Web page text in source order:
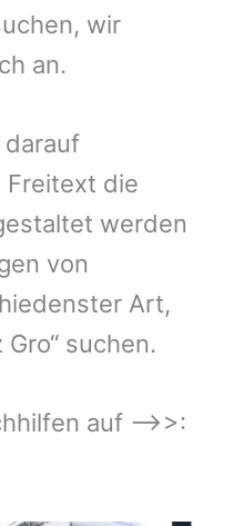
wir
an.
darauf
Freitext die
werden
von
Art,
suchen.
auf –>>: